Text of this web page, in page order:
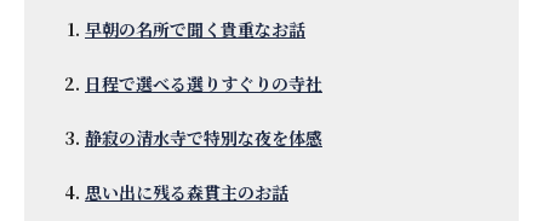
早朝の名所で聞く貴重なお話
日程で選べる選りすぐりの寺社
静寂の清水寺で特別な夜を体感
思い出に残る森貫主のお話